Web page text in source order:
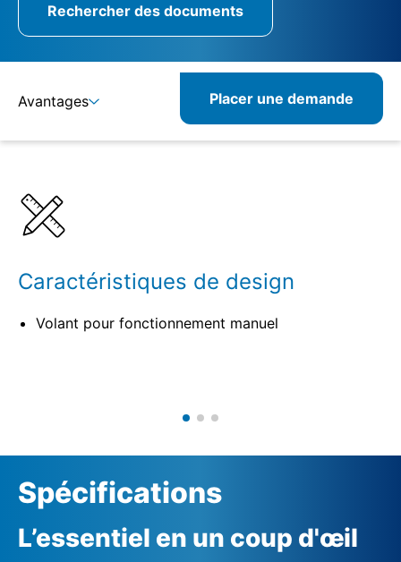
Rechercher des documents
Avantages
Produits similaires
Placer une demande
Caractéristiques de design
Volant pour fonctionnement manuel
Spécifications
L’essentiel en un coup d'œil